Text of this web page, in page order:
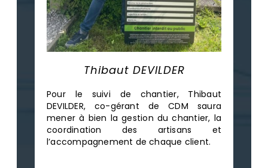
Thibaut DEVILDER
Pour le suivi de chantier, Thibaut
DEVILDER, co-gérant de CDM saura
mener à bien la gestion du chantier, la
coordination des artisans et
l’accompagnement de chaque client.